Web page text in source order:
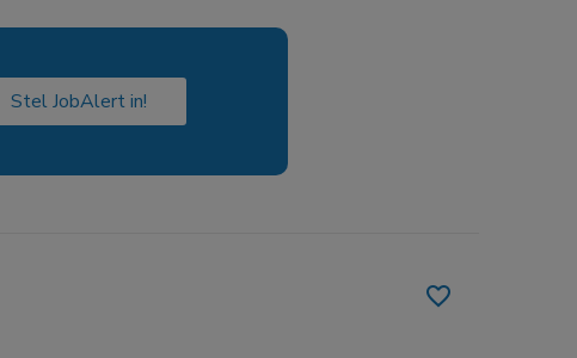
Stel JobAlert in!